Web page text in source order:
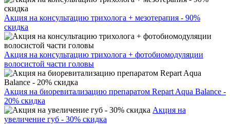
Акция на консультацию трихолога + мезотерапия - 90%
скидка
Акция на консультацию трихолога + фотобиомодуляции
волосистой части головы
Акция на биоревитализацию препаратом Repart Aqua Balance -
20% скидка
Акция на
увеличение губ - 30% скидка